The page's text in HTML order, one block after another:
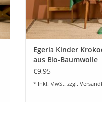
Egeria Kinder
aus Bio-Baumwolle
€9,95
* Inkl. MwSt. zzgl.